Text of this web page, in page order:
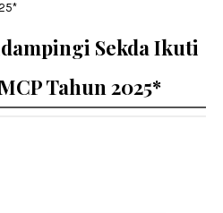
Sekda Ikuti
Tahun 2025*